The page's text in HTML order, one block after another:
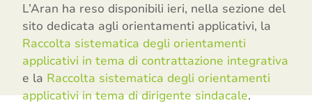
L’Aran ha reso disponibili ieri, nella sezione del
sito dedicata agli orientamenti applicativi, la
Raccolta sistematica degli orientamenti
applicativi in tema di contrattazione integrativa
e la Raccolta sistematica degli orientamenti
applicativi in tema di dirigente sindacale.